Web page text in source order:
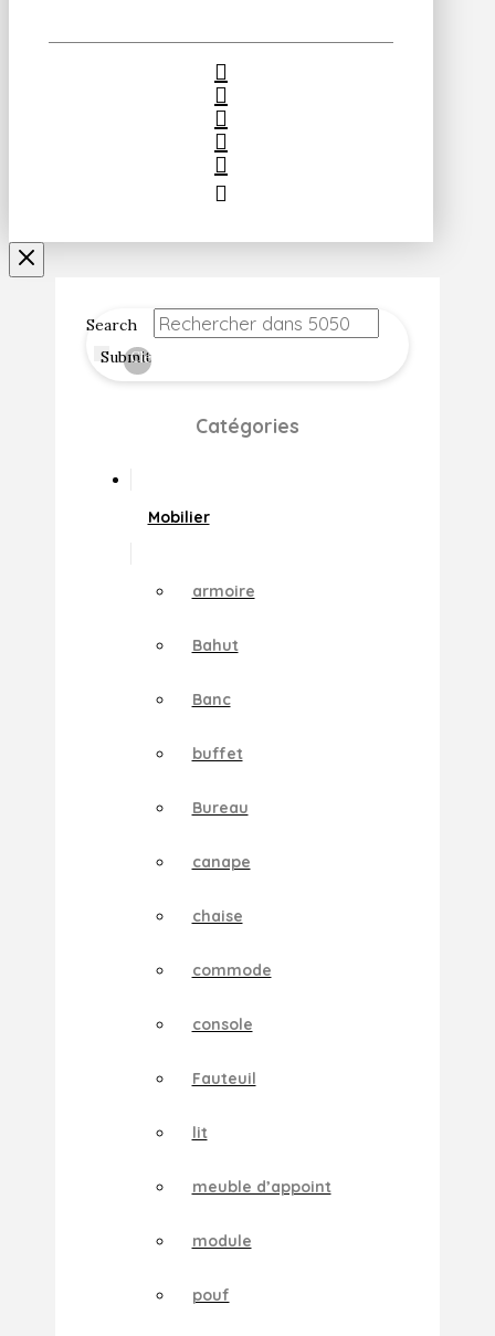
Search
Submit
Clear
Catégories
Mobilier
armoire
Bahut
Banc
buffet
Bureau
canape
chaise
commode
console
Fauteuil
lit
meuble d’appoint
module
pouf